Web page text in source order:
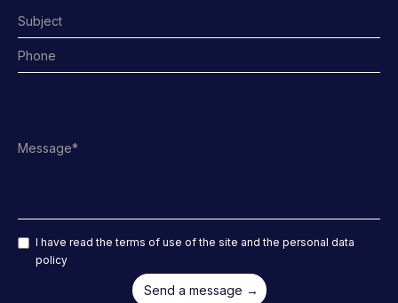
I have read the terms of use of the site and the personal data
policy